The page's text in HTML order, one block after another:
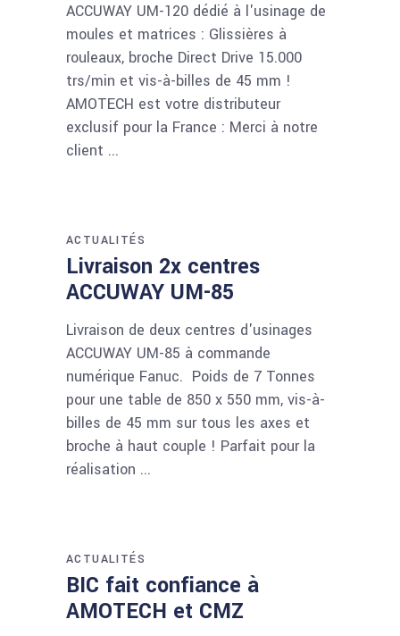
ACCUWAY UM-120 dédié à l'usinage de
moules et matrices : Glissières à
rouleaux, broche Direct Drive 15.000
trs/min et vis-à-billes de 45 mm !
AMOTECH est votre distributeur
exclusif pour la France : Merci à notre
client
ACTUALITÉS
Livraison 2x centres
ACCUWAY UM-85
Livraison de deux centres d'usinages
ACCUWAY UM-85 à commande
numérique Fanuc. Poids de 7 Tonnes
pour une table de 850 x 550 mm, vis-à-
billes de 45 mm sur tous les axes et
broche à haut couple ! Parfait pour la
réalisation
ACTUALITÉS
BIC fait confiance à
AMOTECH et CMZ